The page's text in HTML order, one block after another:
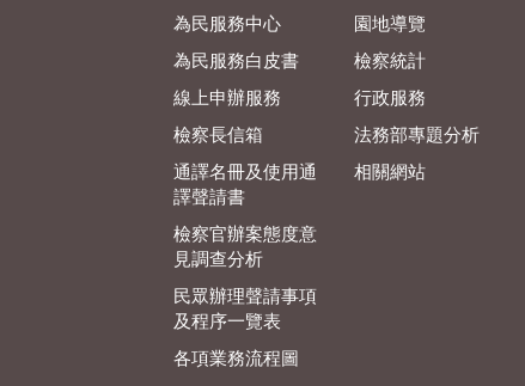
為民服務中心
為民服務白皮書
線上申辦服務
檢察長信箱
通譯名冊及使用通
譯聲請書
檢察官辦案態度意
見調查分析
民眾辦理聲請事項
及程序一覽表
各項業務流程圖
園地導覽
檢察統計
行政服務
法務部專題分析
相關網站